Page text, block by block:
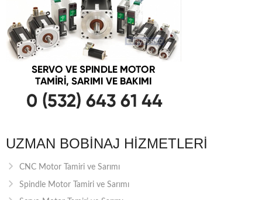
UZMAN BOBINAJ HIZMETLERI
CNC Motor Tamiri ve Sarımı
Spindle Motor Tamiri ve Sarımı